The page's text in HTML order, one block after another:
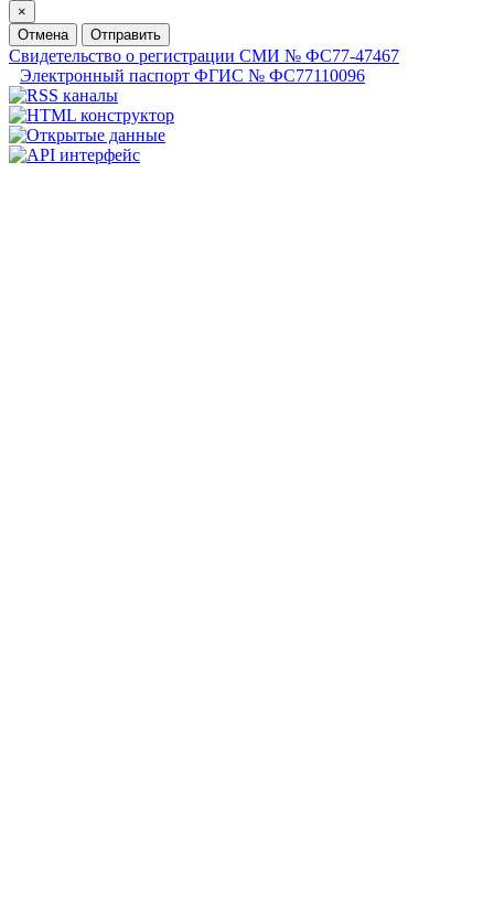
×
Отмена
Отправить
Свидетельство о регистрации СМИ № ФС77-47467
Электронный паспорт ФГИС № ФС77110096